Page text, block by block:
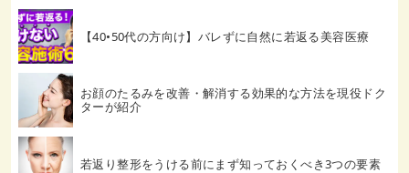
【40•50代の方向け】バレずに自然に若返る美容医療
お顔のたるみを改善・解消する効果的な方法を現役ドク
ターが紹介
若返り整形をうける前にまず知っておくべき3つの要素